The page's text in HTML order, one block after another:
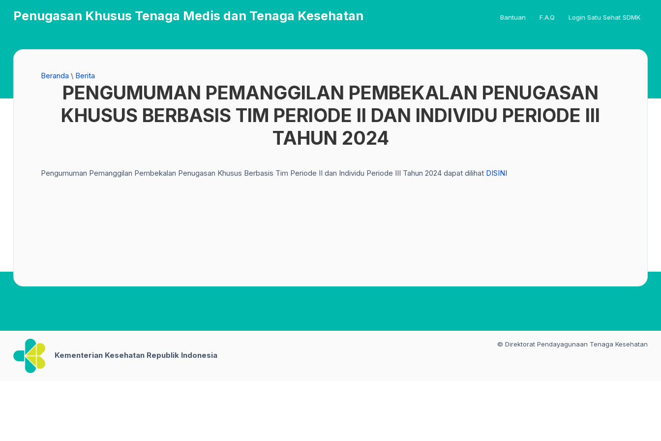
Penugasan Khusus Tenaga Medis dan Tenaga Kesehatan Bantuan F.A.Q Login Satu Sehat SDMK
Beranda \ Berita
PENGUMUMAN PEMANGGILAN PEMBEKALAN PENUGASAN
KHUSUS BERBASIS TIM PERIODE II DAN INDIVIDU PERIODE III
TAHUN 2024
Pengumuman Pemanggilan Pembekalan Penugasan Khusus Berbasis Tim Periode II dan Individu Periode III Tahun 2024 dapat dilihat DISINI
Kementerian Kesehatan Republik Indonesia
© Direktorat Pendayagunaan Tenaga Kesehatan